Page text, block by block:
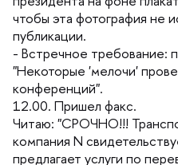
чтобы эта фотография не
публикации.
- Встречное требование:
"Некоторые 'мелочи'
конференций".
12.00. Пришел факс.
Читаю: "СРОЧНО!!!
компания N
предлагает услуги по